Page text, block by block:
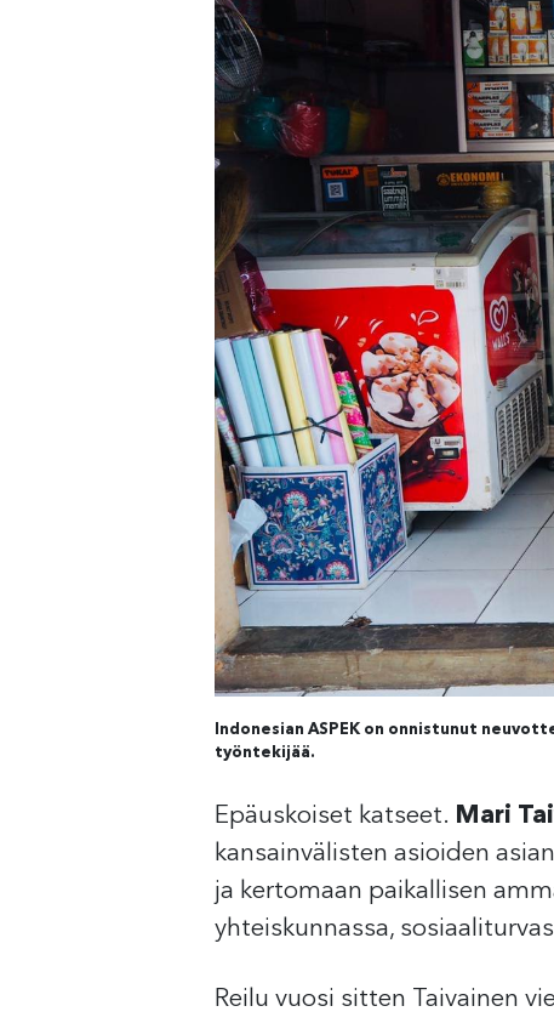
Indonesian ASPEK on onnistunut
työntekijää.
Epäuskoiset katseet. Mari
kansainvälisten asioiden
ja kertomaan paikallisen
yhteiskunnassa,
Reilu vuosi sitten Taivainen